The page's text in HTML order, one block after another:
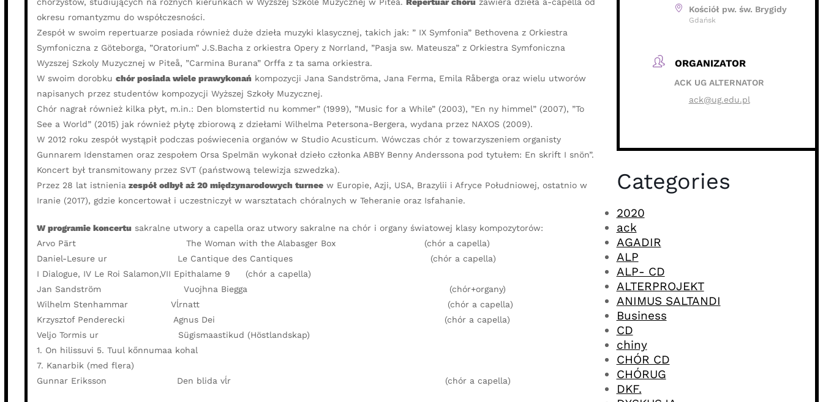
okresu romantyzmu do współczesności.
Zespół w swoim repertuarze posiada również duże dzieła muzyki klasycznej, takich jak: ” IX Symfonia” Bethovena z Orkiestra
Symfoniczna z Göteborga, ”Oratorium” J.S.Bacha z orkiestra Opery z Norrland, ”Pasja sw. Mateusza” z Orkiestra Symfoniczna
Wyzszej Szkoly Muzycznej w Piteå, ”Carmina Burana” Orffa z ta sama orkiestra.
W swoim dorobku chór posiada wiele prawykonań kompozycji Jana Sandströma, Jana Ferma, Emila Råberga oraz wielu utworów
napisanych przez studentów kompozycji Wyższej Szkoły Muzycznej.
Chór nagrał również kilka płyt, m.in.: Den blomstertid nu kommer” (1999), ”Music for a While” (2003), ”En ny himmel” (2007), ”To
See a World” (2015) jak również płytę zbiorową z dziełami Wilhelma Petersona-Bergera, wydana przez NAXOS (2009).
W 2012 roku zespół wystąpił podczas poświecenia organów w Studio Acusticum. Wówczas chór z towarzyszeniem organisty
Gunnarem Idenstamen oraz zespołem Orsa Spelmän wykonał dzieło członka ABBY Benny Anderssona pod tytułem: En skrift I snön”.
Koncert był transmitowany przez SVT (państwową telewizja szwedzka).
Przez 28 lat istnienia zespół odbył aż 20 międzynarodowych turneew Europie, Azji, USA, Brazylii i Afryce Południowej, ostatnio w
Iranie (2017), gdzie koncertował i uczestniczył w warsztatach chóralnych w Teheranie oraz Isfahanie.
W programie koncertu sakralne utwory a capella oraz utwory sakralne na chór i organy światowej klasy kompozytorów:
Arvo Pärt The Woman with the Alabasger Box (chór a capella)
Daniel-Lesure ur Le Cantique des Cantiques (chór a capella)
I Dialogue, IV Le Roi Salamon,VII Epithalame 9 (chór a capella)
Jan Sandström Vuojhna Biegga (chór+organy)
Wilhelm Stenhammar Vĺrnatt (chór a capella)
Krzysztof Penderecki Agnus Dei (chór a capella)
Veljo Tormis ur Sügismaastikud (Höstlandskap)
1. On hilissuvi 5. Tuul kőnnumaa kohal
7. Kanarbik (med flera)
Gunnar Eriksson Den blida vĺr (chór a capella)
Kościół pw. św. Brygidy
Gdańsk
ORGANIZATOR
ACK UG ALTERNATOR
ack@ug.edu.pl
Categories
2020
ack
AGADIR
ALP
ALP- CD
ALTERPROJEKT
ANIMUS SALTANDI
Business
CD
chiny
CHÓR CD
CHÓRUG
DKF.